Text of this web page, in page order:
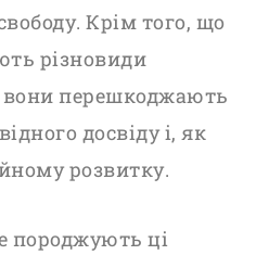
Крім того, що
різновиди
перешкоджають
досвіду і, як
розвитку.
породжують ці